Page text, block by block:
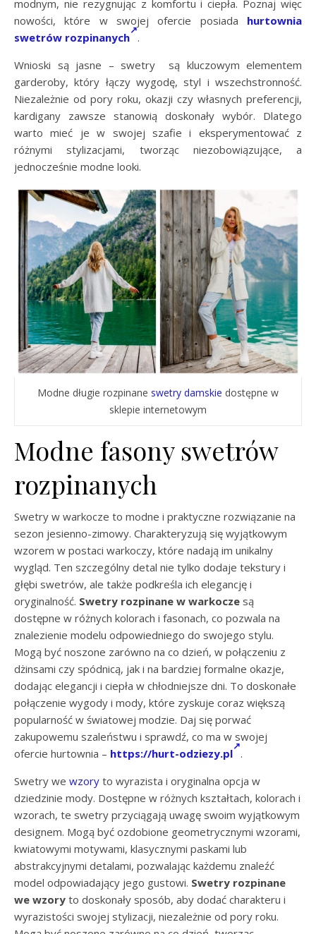
modnym, nie rezygnując z komfortu i ciepła. Poznaj więc
nowości, które w swojej ofercie posiada hurtownia
swetrów rozpinanych .
Wnioski są jasne – swetry są kluczowym elementem
garderoby, który łączy wygodę, styl i wszechstronność.
Niezależnie od pory roku, okazji czy własnych preferencji,
kardigany zawsze stanowią doskonały wybór. Dlatego
warto mieć je w swojej szafie i eksperymentować z
różnymi stylizacjami, tworząc niezobowiązujące, a
jednocześnie modne looki.
Modne długie rozpinane swetry damskie dostępne w
sklepie internetowym
Modne fasony swetrów
rozpinanych
Swetry w warkocze to modne i praktyczne rozwiązanie na
sezon jesienno-zimowy. Charakteryzują się wyjątkowym
wzorem w postaci warkoczy, które nadają im unikalny
wygląd. Ten szczególny detal nie tylko dodaje tekstury i
głębi swetrów, ale także podkreśla ich elegancję i
oryginalność. Swetry rozpinane w warkocze są
dostępne w różnych kolorach i fasonach, co pozwala na
znalezienie modelu odpowiedniego do swojego stylu.
Mogą być noszone zarówno na co dzień, w połączeniu z
dżinsami czy spódnicą, jak i na bardziej formalne okazje,
dodając elegancji i ciepła w chłodniejsze dni. To doskonałe
połączenie wygody i mody, które zyskuje coraz większą
popularność w światowej modzie. Daj się porwać
zakupowemu szaleństwu i sprawdź, co ma w swojej
ofercie hurtownia – https://hurt-odziezy.pl .
Swetry we wzory to wyrazista i oryginalna opcja w
dziedzinie mody. Dostępne w różnych kształtach, kolorach i
wzorach, te swetry przyciągają uwagę swoim wyjątkowym
designem. Mogą być ozdobione geometrycznymi wzorami,
kwiatowymi motywami, klasycznymi paskami lub
abstrakcyjnymi detalami, pozwalając każdemu znaleźć
model odpowiadający jego gustowi. Swetry rozpinane
we wzory to doskonały sposób, aby dodać charakteru i
wyrazistości swojej stylizacji, niezależnie od pory roku.